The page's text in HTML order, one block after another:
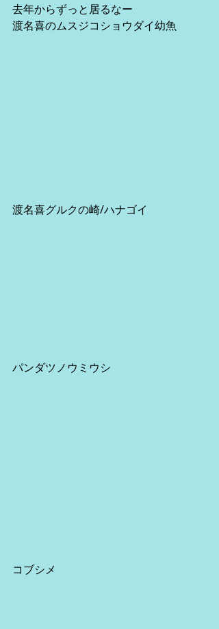
去年からずっと居るなー
渡名喜のムスジコショウダイ幼魚
渡名喜グルクの崎/ハナゴイ
パンダツノウミウシ
コブシメ